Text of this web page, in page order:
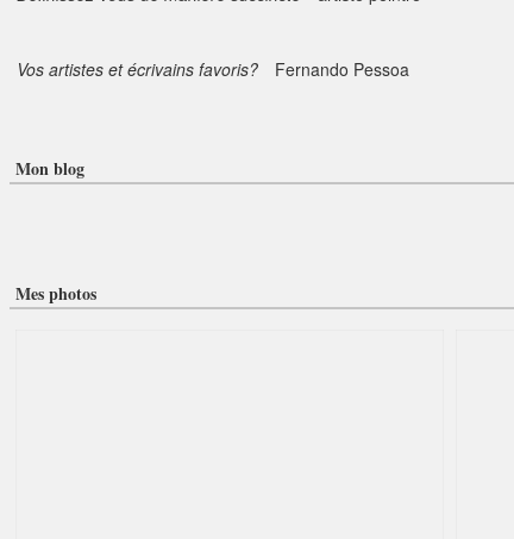
Vos artistes et écrivains favoris? Fernando Pessoa
Mon blog
Mes photos